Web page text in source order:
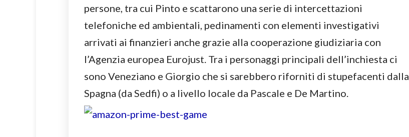
persone, tra cui Pinto e scattarono una serie di intercettazioni
telefoniche ed ambientali, pedinamenti con elementi investigativi
arrivati ai finanzieri anche grazie alla cooperazione giudiziaria con
l’Agenzia europea Eurojust. Tra i personaggi principali dell’inchiesta ci
sono Veneziano e Giorgio che si sarebbero riforniti di stupefacenti dalla
Spagna (da Sedfi) o a livello locale da Pascale e De Martino.